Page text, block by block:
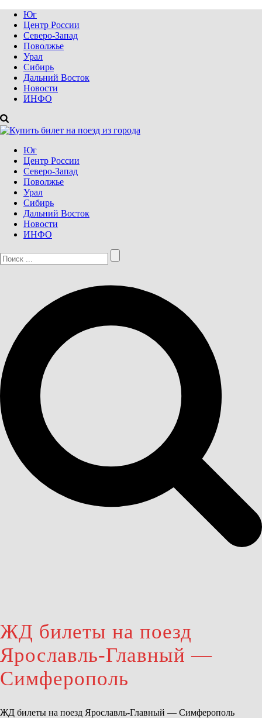
Юг
Центр России
Северо-Запад
Поволжье
Урал
Сибирь
Дальний Восток
Новости
ИНФО
Юг
Центр России
Северо-Запад
Поволжье
Урал
Сибирь
Дальний Восток
Новости
ИНФО
ЖД билеты на поезд
Ярославль-Главный —
Симферополь
ЖД билеты на поезд Ярославль-Главный — Симферополь